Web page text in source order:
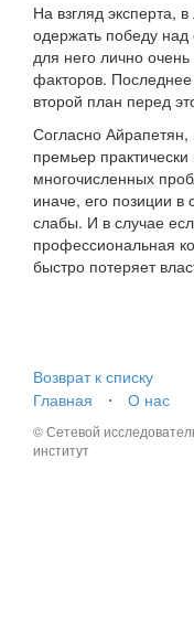
На взгляд эксперта,
одержать победу
для него лично
факторов. Последнее
второй план перед
Согласно
премьер
многочисленных
иначе, его позиции в
слабы. И в случае
профессиональная
быстро потеряет
Возврат к списку
Главная
⋅ О нас
© Сетевой
институт